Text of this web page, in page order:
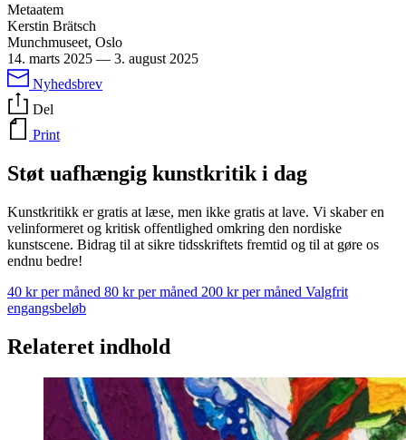
Metaatem
Kerstin Brätsch
Munchmuseet, Oslo
14. marts 2025 — 3. august 2025
Nyhedsbrev
Del
Print
Støt uafhængig kunstkritik i dag
Kunstkritikk er gratis at læse, men ikke gratis at lave. Vi skaber en
velinformeret og kritisk offentlighed omkring den nordiske
kunstscene. Bidrag til at sikre tidsskriftets fremtid og til at gøre os
endnu bedre!
40 kr per måned 80 kr per måned 200 kr per måned Valgfrit
engangsbeløb
Relateret indhold